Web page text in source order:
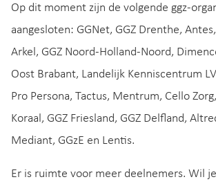
Op dit moment zijn de volgende ggz-
aangesloten: GGNet, GGZ Drenthe,
Arkel, GGZ Noord-Holland-Noord,
Oost Brabant, Landelijk Kenniscentrum
Pro Persona, Tactus, Mentrum, Cello
Koraal, GGZ Friesland, GGZ Delfland,
Mediant, GGzE en Lentis.
Er is ruimte voor meer deelnemers. Wil